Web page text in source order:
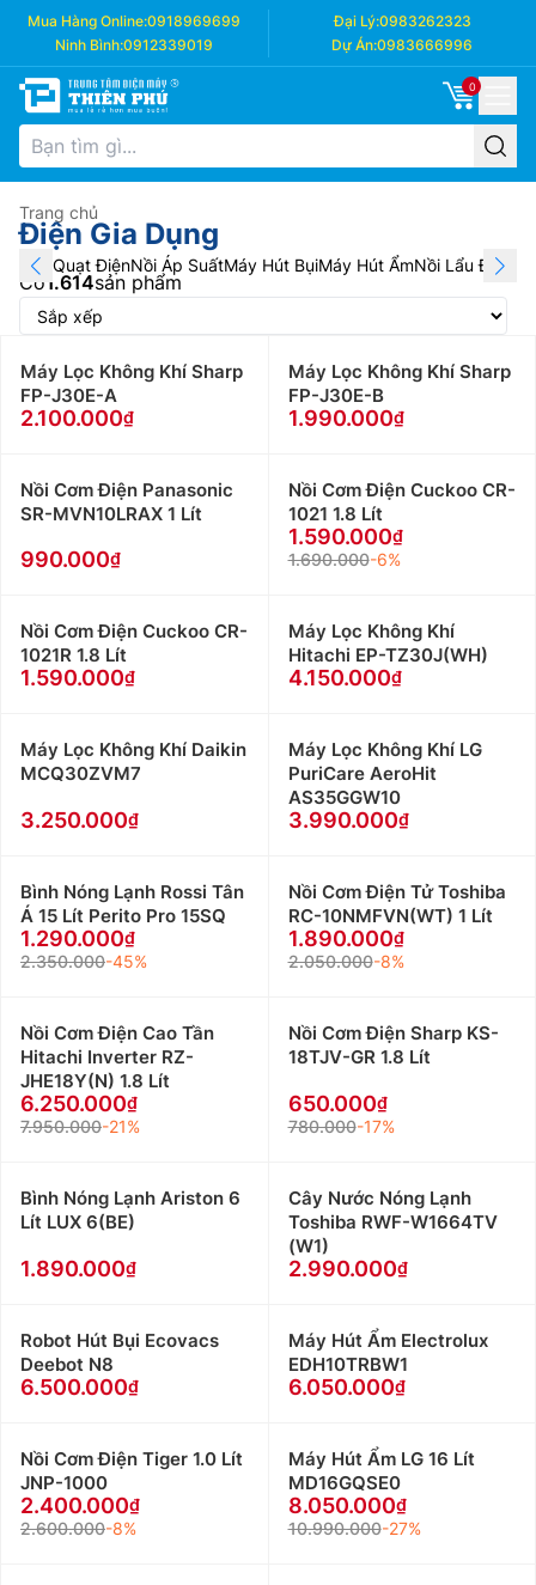
Mua Hàng Online:0918969699 Đại Lý:0983262323
Ninh Bình:0912339019 Dự Án:0983666996
0
Trang chủ
Điện Gia Dụng
Quạt ĐiệnNồi Áp SuấtMáy Hút BụiMáy Hút ẨmNồi Lẩu Điện
Có 1.614sản phẩm
Máy Lọc Không Khí Sharp
FP-J30E-A
2.100.000
Máy Lọc Không Khí Sharp
FP-J30E-B
1.990.000
Nồi Cơm Điện Panasonic
SR-MVN10LRAX 1 Lít
990.000
Nồi Cơm Điện Cuckoo CR-
1021 1.8 Lít
1.590.000
1.690.000-6%
Nồi Cơm Điện Cuckoo CR-
1021R 1.8 Lít
1.590.000
Máy Lọc Không Khí
Hitachi EP-TZ30J(WH)
4.150.000
Máy Lọc Không Khí Daikin
MCQ30ZVM7
3.250.000
Máy Lọc Không Khí LG
PuriCare AeroHit
AS35GGW10
3.990.000
Bình Nóng Lạnh Rossi Tân
Á 15 Lít Perito Pro 15SQ
1.290.000
2.350.000-45%
Nồi Cơm Điện Tử Toshiba
RC-10NMFVN(WT) 1 Lít
1.890.000
2.050.000-8%
Nồi Cơm Điện Cao Tần
Hitachi Inverter RZ-
JHE18Y(N) 1.8 Lít
6.250.000
7.950.000-21%
Nồi Cơm Điện Sharp KS-
18TJV-GR 1.8 Lít
650.000
780.000-17%
Bình Nóng Lạnh Ariston 6
Lít LUX 6(BE)
1.890.000
Cây Nước Nóng Lạnh
Toshiba RWF-W1664TV
(W1)
2.990.000
Robot Hút Bụi Ecovacs
Deebot N8
6.500.000
Máy Hút Ẩm Electrolux
EDH10TRBW1
6.050.000
Nồi Cơm Điện Tiger 1.0 Lít
JNP-1000
2.400.000
2.600.000-8%
Máy Hút Ẩm LG 16 Lít
MD16GQSE0
8.050.000
10.990.000-27%